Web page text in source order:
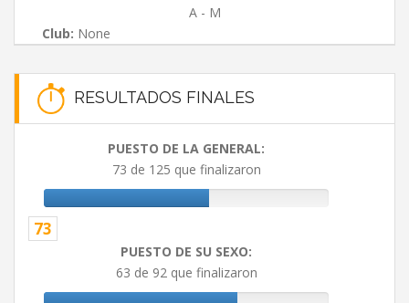
A - M
Club: None
RESULTADOS FINALES
PUESTO DE LA GENERAL:
73 de 125 que finalizaron
73
PUESTO DE SU SEXO:
63 de 92 que finalizaron